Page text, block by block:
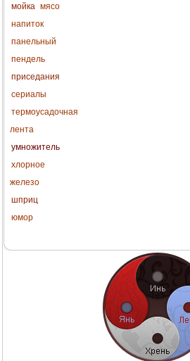
мойка мясо
напиток
панельный
пендель
приседания
сериалы
термоусадочная
лента
умножитель
хлорное
железо
шприц
юмор